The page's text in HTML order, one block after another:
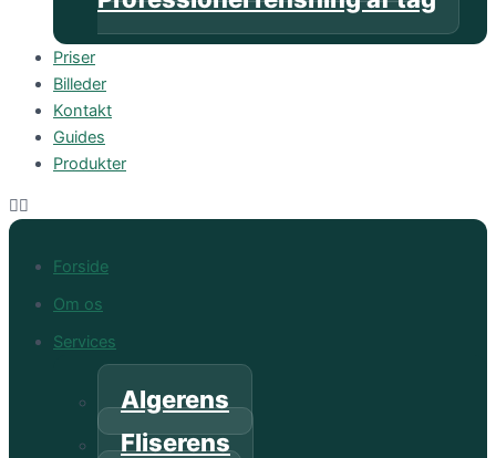
Priser
Billeder
Kontakt
Guides
Produkter
Forside
Om os
Services
Algerens
Fliserens